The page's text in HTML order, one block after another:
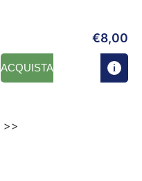
€8,00
ACQUISTA
>>